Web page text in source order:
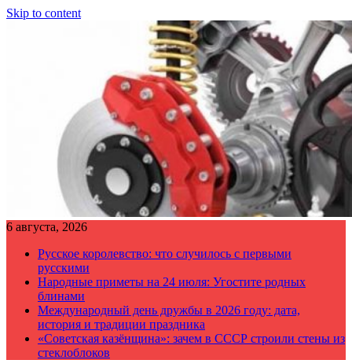
Skip to content
6 августа, 2026
Русское королевство: что случилось с первыми
русскими
Народные приметы на 24 июля: Угостите родных
блинами
Международный день дружбы в 2026 году: дата,
история и традиции праздника
«Советская казёнщина»: зачем в СССР строили стены из
стеклоблоков